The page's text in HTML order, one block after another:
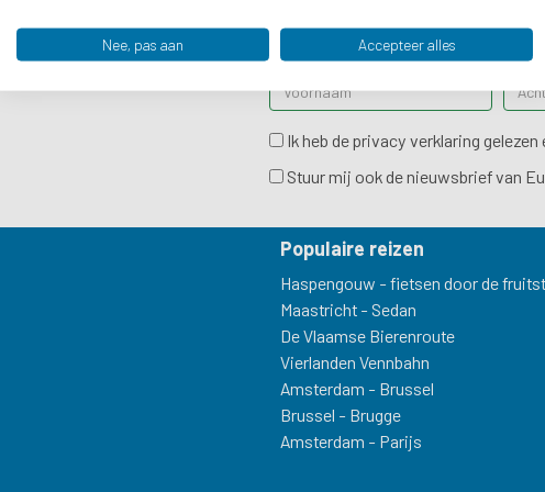
Ik heb de privacy verklaring gelezen
Stuur mij ook de nieuwsbrief van
Populaire reizen
Haspengouw - fietsen door de
Maastricht - Sedan
De Vlaamse Bierenroute
Vierlanden Vennbahn
Amsterdam - Brussel
Brussel - Brugge
Amsterdam - Parijs
Nee, pas aan Accepteer alles